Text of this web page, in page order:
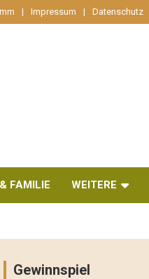
Impressum Datenschutz
FAMILIE WEITERE
Gewinnspiel